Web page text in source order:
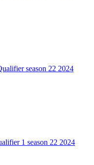
season 22 2024
1 season 22 2024